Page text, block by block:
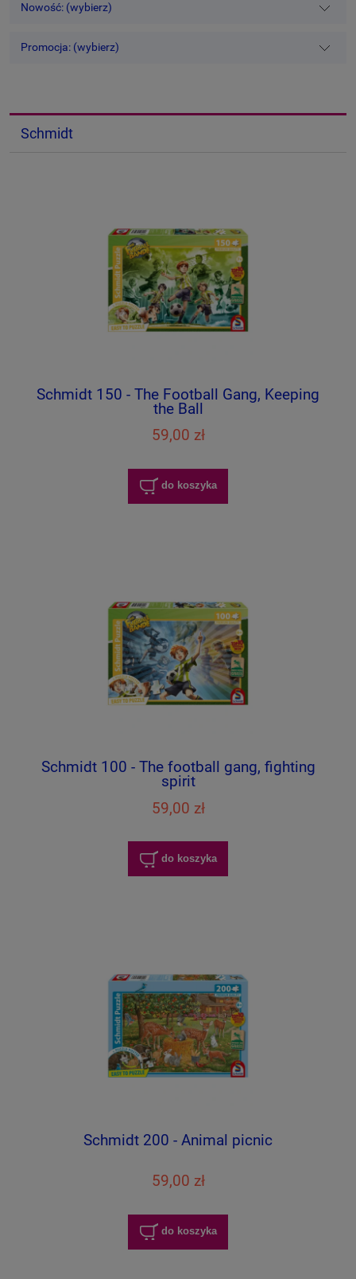
Nowość: (wybierz)
Promocja: (wybierz)
Schmidt
Schmidt 150 - The Football Gang, Keeping
the Ball
59,00 zł
do koszyka
Schmidt 100 - The football gang, fighting
spirit
59,00 zł
do koszyka
Schmidt 200 - Animal picnic
59,00 zł
do koszyka